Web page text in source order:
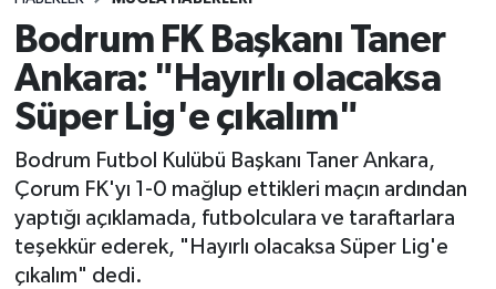
Bodrum FK Başkanı Taner
Ankara: "Hayırlı olacaksa
Süper Lig'e çıkalım"
Bodrum Futbol Kulübü Başkanı Taner Ankara,
Çorum FK'yı 1-0 mağlup ettikleri maçın ardından
yaptığı açıklamada, futbolculara ve taraftarlara
teşekkür ederek, "Hayırlı olacaksa Süper Lig'e
çıkalım" dedi.
Magazin
Muğla Haber
Siyaset
Muğla Trafik Yoğunluk Haritası
Süper Lig Puan Durumu ve Fikstür
Tüm Manşetler
Son Dakika Haberleri
Haber Arşivi